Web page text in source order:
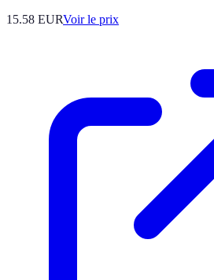
15.58 EURVoir le prix